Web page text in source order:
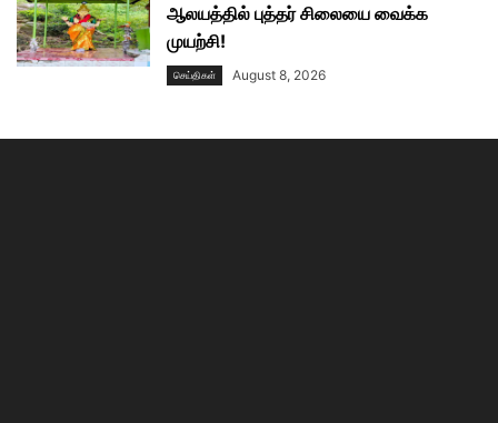
ஆலயத்தில் புத்தர் சிலையை வைக்க
முயற்சி!
செய்திகள் August 8, 2026